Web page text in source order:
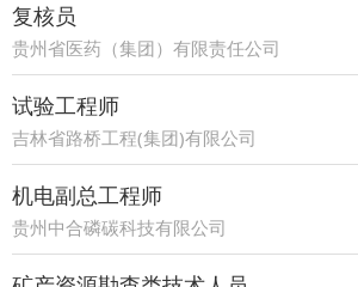
复核员
贵州省医药（集团）有限责任公司
试验工程师
吉林省路桥工程(集团)有限公司
机电副总工程师
贵州中合磷碳科技有限公司